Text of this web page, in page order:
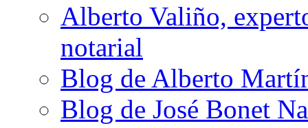
Alberto Valiño,
notarial
Blog de Alberto
Blog de José Bonet